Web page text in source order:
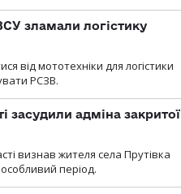
зламали логістику
від мототехніки для логістики
РСЗВ.
засудили адміна закритої
визнав жителя села Прутівка
період.